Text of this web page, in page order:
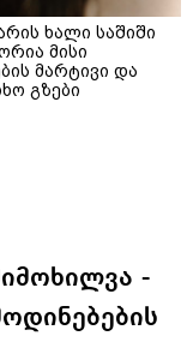
ხალი საშიში
მისი
მარტივი და
გზები
-